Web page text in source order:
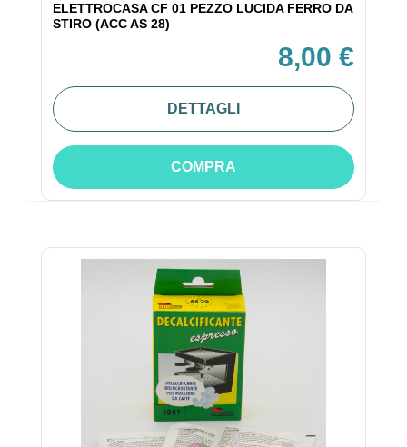
ELETTROCASA CF 01 PEZZO LUCIDA FERRO DA
STIRO (ACC AS 28)
8,00 €
DETTAGLI
COMPRA